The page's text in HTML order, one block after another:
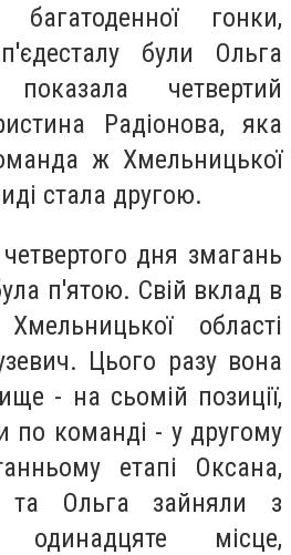
багатоденної гонки,
були Ольга
четвертий
Радіонова, яка
ж Хмельницької
стала другою.
дня змагань
п'ятою. Свій вклад в
області
Цього разу вона
- на сьомій позиції,
по команді - у другому
етапі Оксана,
та Ольга зайняли з
місце,